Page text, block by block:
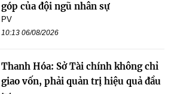
góp của đội ngũ nhân sự
PV
10:13 06/08/2026
Thanh Hóa: Sở Tài chính không chỉ
giao vốn, phải quản trị hiệu quả đầu